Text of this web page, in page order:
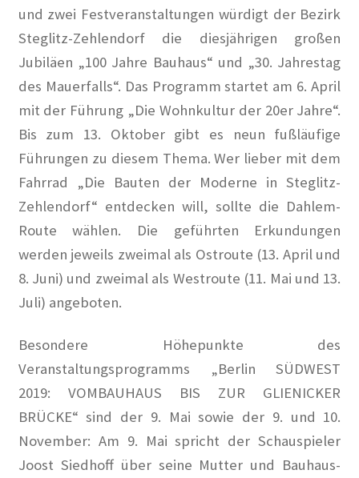
100 Jahre – Zum Jahrestag unserer Wohnanlage im
Rheinischen Viertel
Alexander Graf Stenbock-Fermor
Arthur Koestler
Berlin im Film der Zwanziger Jahre
Berliner Dampfstraßenbahn-Konsortium
Damals war’s……Sanary-Sur-Mer
Damals war’s…Truppe 1931
DER KÜNSTLER HANSJÖRG WAGNER
Der Südwestkorso
Erich Mühsam
Erik Ode
und zwei Festveranstaltungen würdigt der Bezirk
Steglitz-Zehlendorf die diesjährigen großen
Jubiläen „100 Jahre Bauhaus“ und „30. Jahrestag
des Mauerfalls“. Das Programm startet am 6. April
mit der Führung „Die Wohnkultur der 20er Jahre“.
Bis zum 13. Oktober gibt es neun fußläufige
Führungen zu diesem Thema. Wer lieber mit dem
Fahrrad „Die Bauten der Moderne in Steglitz-
Zehlendorf“ entdecken will, sollte die Dahlem-
Route wählen. Die geführten Erkundungen
werden jeweils zweimal als Ostroute (13. April und
8. Juni) und zweimal als Westroute (11. Mai und 13.
Juli) angeboten.
Besondere Höhepunkte des
Veranstaltungsprogramms „BerlinSÜDWEST
2019: VOMBAUHAUS BIS ZUR
GLIENICKER
BRÜCKE“ sind der 9. Mai sowie der 9. und 10.
November: Am 9. Mai spricht der Schauspieler
Joost Siedhoff über seine Mutter und Bauhaus-